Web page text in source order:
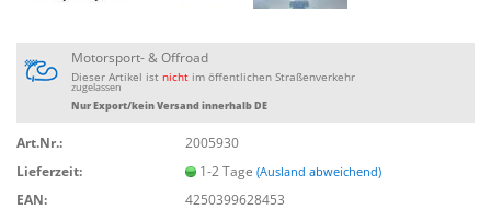
Art.Nr.:
2005930
Lieferzeit:
1-2 Tage(Ausland abweichend)
EAN:
4250399628453
Motorsport- & Offroad
Dieser Artikel ist nicht im öffentlichen Straßenverkehr
zugelassen
Nur Export/kein Versand innerhalb DE